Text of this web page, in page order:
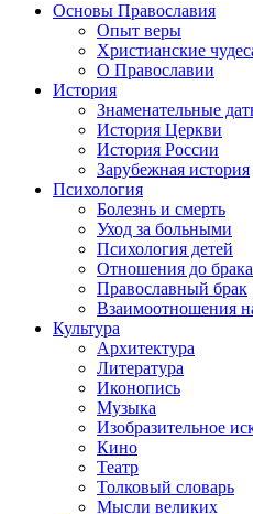
Основы Православия
Опыт веры
Христианские
О Православии
История
Знаменательные
История Церкви
История России
Зарубежная история
Психология
Болезнь и смерть
Уход за больными
Психология детей
Отношения до брака
Православный брак
Взаимоотношения
Культура
Архитектура
Литература
Иконопись
Музыка
Изобразительное
Кино
Театр
Толковый словарь
Мысли великих